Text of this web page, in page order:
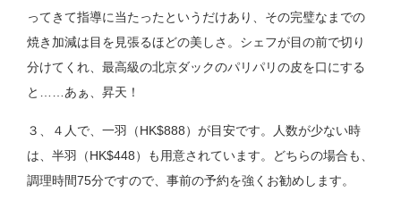
ってきて指導に当たったというだけあり、その完璧なまでの
焼き加減は目を見張るほどの美しさ。シェフが目の前で切り
分けてくれ、最高級の北京ダックのパリパリの皮を口にする
と……あぁ、昇天！
３、４人で、一羽（HK$888）が目安です。人数が少ない時
は、半羽（HK$448）も用意されています。どちらの場合も、
調理時間75分ですので、事前の予約を強くお勧めします。